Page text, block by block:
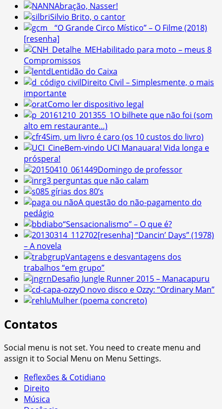
Abração, Nasser!
Silvio Brito, o cantor
“O Grande Circo Místico” – O Filme (2018)
[resenha]
Habilitado para moto – meus 8
Compromissos
Lentidão do Caixa
Direito Civil – Simplesmente, o mais
importante
Como ler dispositivo legal
O bilhete que não foi (som
alto em restaurante…)
Sim, um livro é caro (os 10 custos do livro)
Bem-vindo UCI Manauara! Vida longa e
próspera!
Domingo de professor
3 perguntas que não calam
5 gírias dos 80’s
A questão do não-pagamento do
pedágio
“Sensacionalismo” – O que é?
[resenha] “Dancin’ Days” (1978)
– A novela
Vantagens e desvantagens dos
trabalhos “em grupo”
Desafio Jungle Runner 2015 – Manacapuru
O novo disco e Ozzy: “Ordinary Man”
Mulher (poema concreto)
Contatos
Social menu is not set. You need to create menu and
assign it to Social Menu on Menu Settings.
Reflexões & Cotidiano
Direito
Música